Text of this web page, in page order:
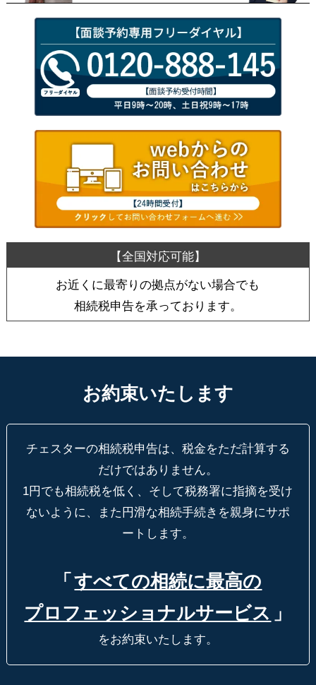
お近くに最寄りの拠点がない場合でも
相続税申告を承っております。
お約束いたします
チェスターの相続税申告は、税金をただ計算する
だけではありません。
1円でも相続税を低く、そして税務署に指摘を受け
ないように、
また円滑な相続手続きを親身にサポ
ートします。
「 すべての相続に最高の
プロフェッショナルサービス 」
をお約束いたします。